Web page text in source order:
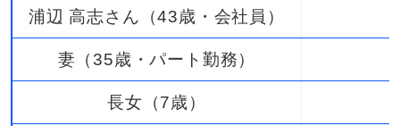
浦辺 高志さん（43歳・会社員）
妻（35歳・パート勤務）
長女（7歳）